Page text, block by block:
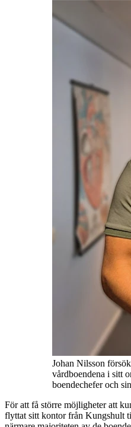
Johan Nilsson
vårdboendena i sitt
boendechefer och
För att få större möjligheter att
flyttat sitt kontor från Kungshult